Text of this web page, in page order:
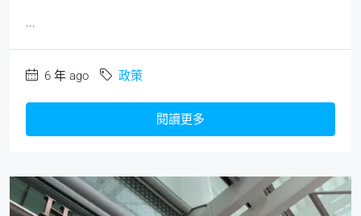
...
6 年 ago 政策
閱讀更多